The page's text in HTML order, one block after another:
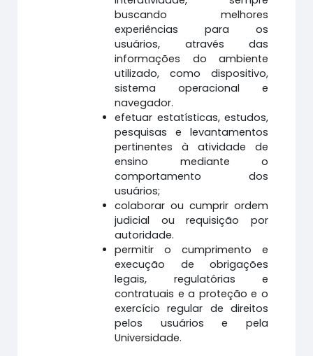
buscando melhores
experiências para os
usuários, através das
informações do ambiente
utilizado, como dispositivo,
sistema operacional e
navegador.
efetuar estatísticas, estudos,
pesquisas e levantamentos
pertinentes à atividade de
ensino mediante o
comportamento dos
usuários;
colaborar ou cumprir ordem
judicial ou requisição por
autoridade.
permitir o cumprimento e
execução de obrigações
legais, regulatórias e
contratuais e a proteção e o
exercício regular de direitos
pelos usuários e pela
Universidade.